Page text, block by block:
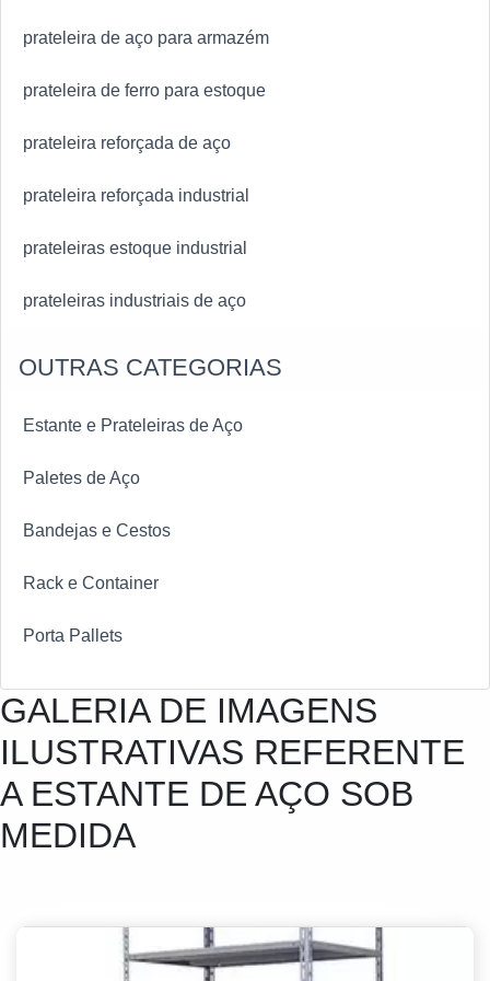
prateleira de aço para armazém
prateleira de ferro para estoque
prateleira reforçada de aço
prateleira reforçada industrial
prateleiras estoque industrial
prateleiras industriais de aço
OUTRAS CATEGORIAS
Estante e Prateleiras de Aço
Paletes de Aço
Bandejas e Cestos
Rack e Container
Porta Pallets
GALERIA DE IMAGENS
ILUSTRATIVAS REFERENTE
A ESTANTE DE AÇO SOB
MEDIDA